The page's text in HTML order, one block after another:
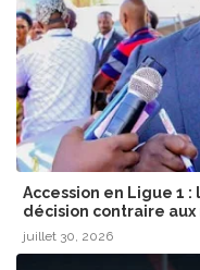
Accession en Ligue 1
décision contraire aux
juillet 30, 2026